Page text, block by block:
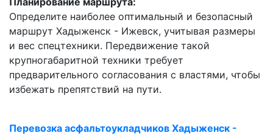
Определите наиболее оптимальный и безопасный
маршрут Хадыженск - Ижевск, учитывая размеры
и вес спецтехники. Передвижение такой
крупногабаритной техники требует
предварительного согласования с властями, чтобы
избежать препятствий на пути.
Перевозка асфальтоукладчиков Хадыженск -